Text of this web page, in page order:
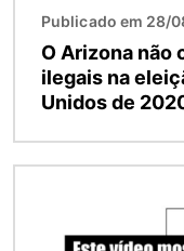
Publicado em 28/
O Arizona não
ilegais na
Unidos de